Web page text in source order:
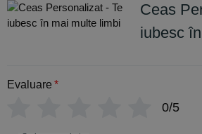
Ceas
iubesc
Evaluare *
0/5